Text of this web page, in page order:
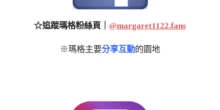
☆追蹤瑪格粉絲頁｜ @margaret1122.fans
※瑪格主要分享互動的園地